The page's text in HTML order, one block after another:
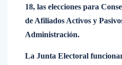
18, las elecciones para
de Afiliados Activos y
Administración.
La Junta Electoral